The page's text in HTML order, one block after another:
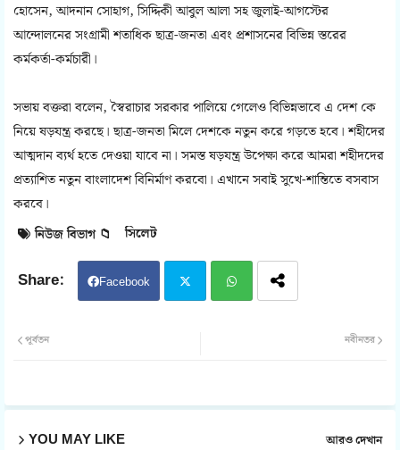
হোসেন, আদনান সোহাগ, সিদ্দিকী আবুল আলা সহ জুলাই-আগস্টের
আন্দোলনের সংগ্রামী শতাধিক ছাত্র-জনতা এবং প্রশাসনের বিভিন্ন স্তরের
কর্মকর্তা-কর্মচারী।
সভায় বক্তরা বলেন, স্বৈরাচার সরকার পালিয়ে গেলেও বিভিন্নভাবে এ দেশ কে
নিয়ে ষড়যন্ত্র করছে। ছাত্র-জনতা মিলে দেশকে নতুন করে গড়তে হবে। শহীদের
আত্মদান ব্যর্থ হতে দেওয়া যাবে না। সমস্ত ষড়যন্ত্র উপেক্ষা করে আমরা শহীদদের
প্রত্যাশিত নতুন বাংলাদেশ বিনির্মাণ করবো। এখানে সবাই সুখে-শান্তিতে বসবাস
করবে।
নিউজ বিভাগ 📁 সিলেট
Facebook
pp
নবীনতর
পূর্বতন
YOU MAY LIKE আরও দেখান